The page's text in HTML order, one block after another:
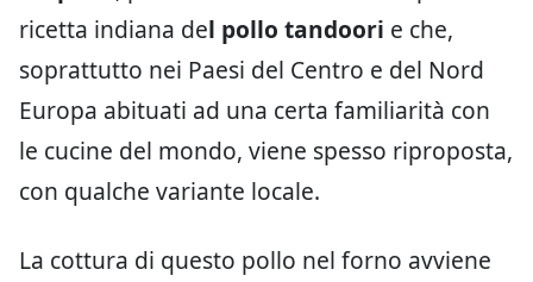
ricetta indiana del pollo tandoori e che,
soprattutto nei Paesi del Centro e del Nord
Europa abituati ad una certa familiarità con
le cucine del mondo, viene spesso riproposta,
con qualche variante locale.
La cottura di questo pollo nel forno avviene